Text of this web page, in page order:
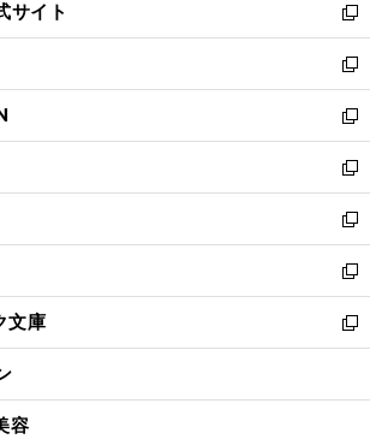
く
ド
ウ
で
開
く
ィ
ン
ド
ウ
で
開
く
い
ウ
ィ
ン
ド
ウ
で
開
く
サイト
新
し
い
ウ
ィ
ン
ド
ウ
で
開
く
新
し
い
ウ
ィ
ン
ド
ウ
で
開
く
新
し
い
ウ
ィ
ン
ド
ウ
で
開
新
し
い
ウ
ィ
ン
ド
ウ
開
新
し
い
ウ
ィ
ン
ウ
新
し
い
ウ
ン
文庫
新
し
ウ
容